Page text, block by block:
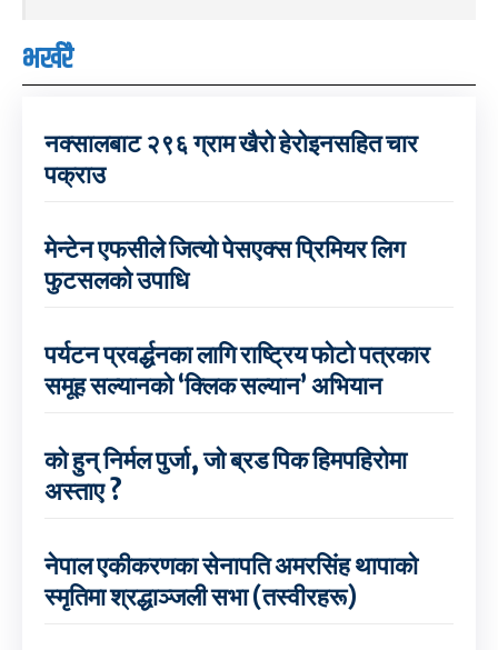
भर्खरै
नक्सालबाट २९६ ग्राम खैरो हेरोइनसहित चार
पक्राउ
मेन्टेन एफसीले जित्यो पेसएक्स प्रिमियर लिग
फुटसलको उपाधि
पर्यटन प्रवर्द्धनका लागि राष्ट्रिय फोटो पत्रकार
समूह सल्यानको ‘क्लिक सल्यान’ अभियान
को हुन् निर्मल पुर्जा, जो ब्रड पिक हिमपहिरोमा
अस्ताए ?
नेपाल एकीकरणका सेनापति अमरसिंह थापाको
स्मृतिमा श्रद्धाञ्जली सभा (तस्वीरहरू)